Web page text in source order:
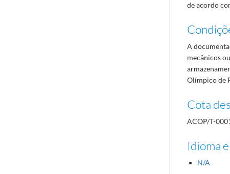
de acordo
A
mecânicos
Olímpico de
Cota
ACOP/T-
Idioma
N/A